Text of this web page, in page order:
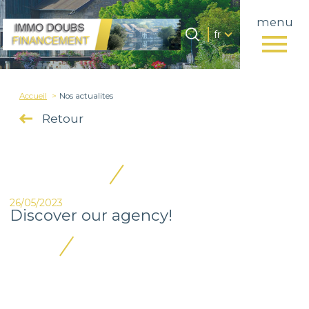
menu
Langue
fr
Accueil 0 Langue
fr
Accueil Nos actualites
Retour
26/05/2023
Discover our agency!